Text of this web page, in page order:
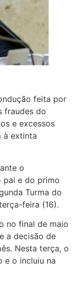
feita por
fraudes do
e excessos
à extinta
o
pai e do primo
Turma do
feira (16).
no final de maio
a decisão de
Nesta terça, o
e o incluiu na